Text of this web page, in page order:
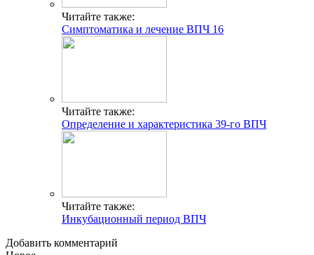
Читайте также:
Симптоматика и лечение ВПЧ 16
Читайте также:
Определение и характеристика 39-го ВПЧ
Читайте также:
Инкубационный период ВПЧ
Добавить комментарий